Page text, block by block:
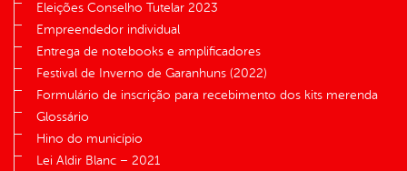
Eleições Conselho Tutelar 2023
Empreendedor individual
Entrega de notebooks e amplificadores
Festival de Inverno de Garanhuns (2022)
Formulário de inscrição para recebimento dos kits merenda
Glossário
Hino do município
Lei Aldir Blanc – 2021